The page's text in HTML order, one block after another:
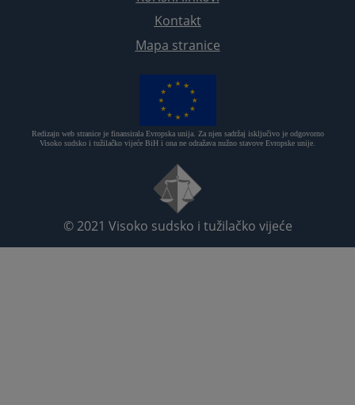
Kontakt
Mapa stranice
Redizajn web stranice je finansirala Evropska unija. Za njen sadržaj isključivo je odgovorno
Visoko sudsko i tužilačko vijeće BiH i ona ne odražava nužno stavove Evropske unije.
© 2021 Visoko sudsko i tužilačko vijeće